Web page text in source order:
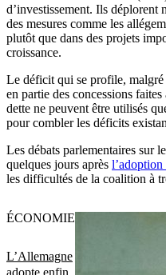
d’investissement. Ils déplorent
des mesures comme les
plutôt que dans des projets
croissance.
Le déficit qui se profile, malgré
en partie des concessions
dette ne peuvent être utilisés
pour combler les déficits
Les débats parlementaires sur
quelques jours après
les difficultés de la coalition à
L’Allemagne
adopte enfin
ÉCONOMIE